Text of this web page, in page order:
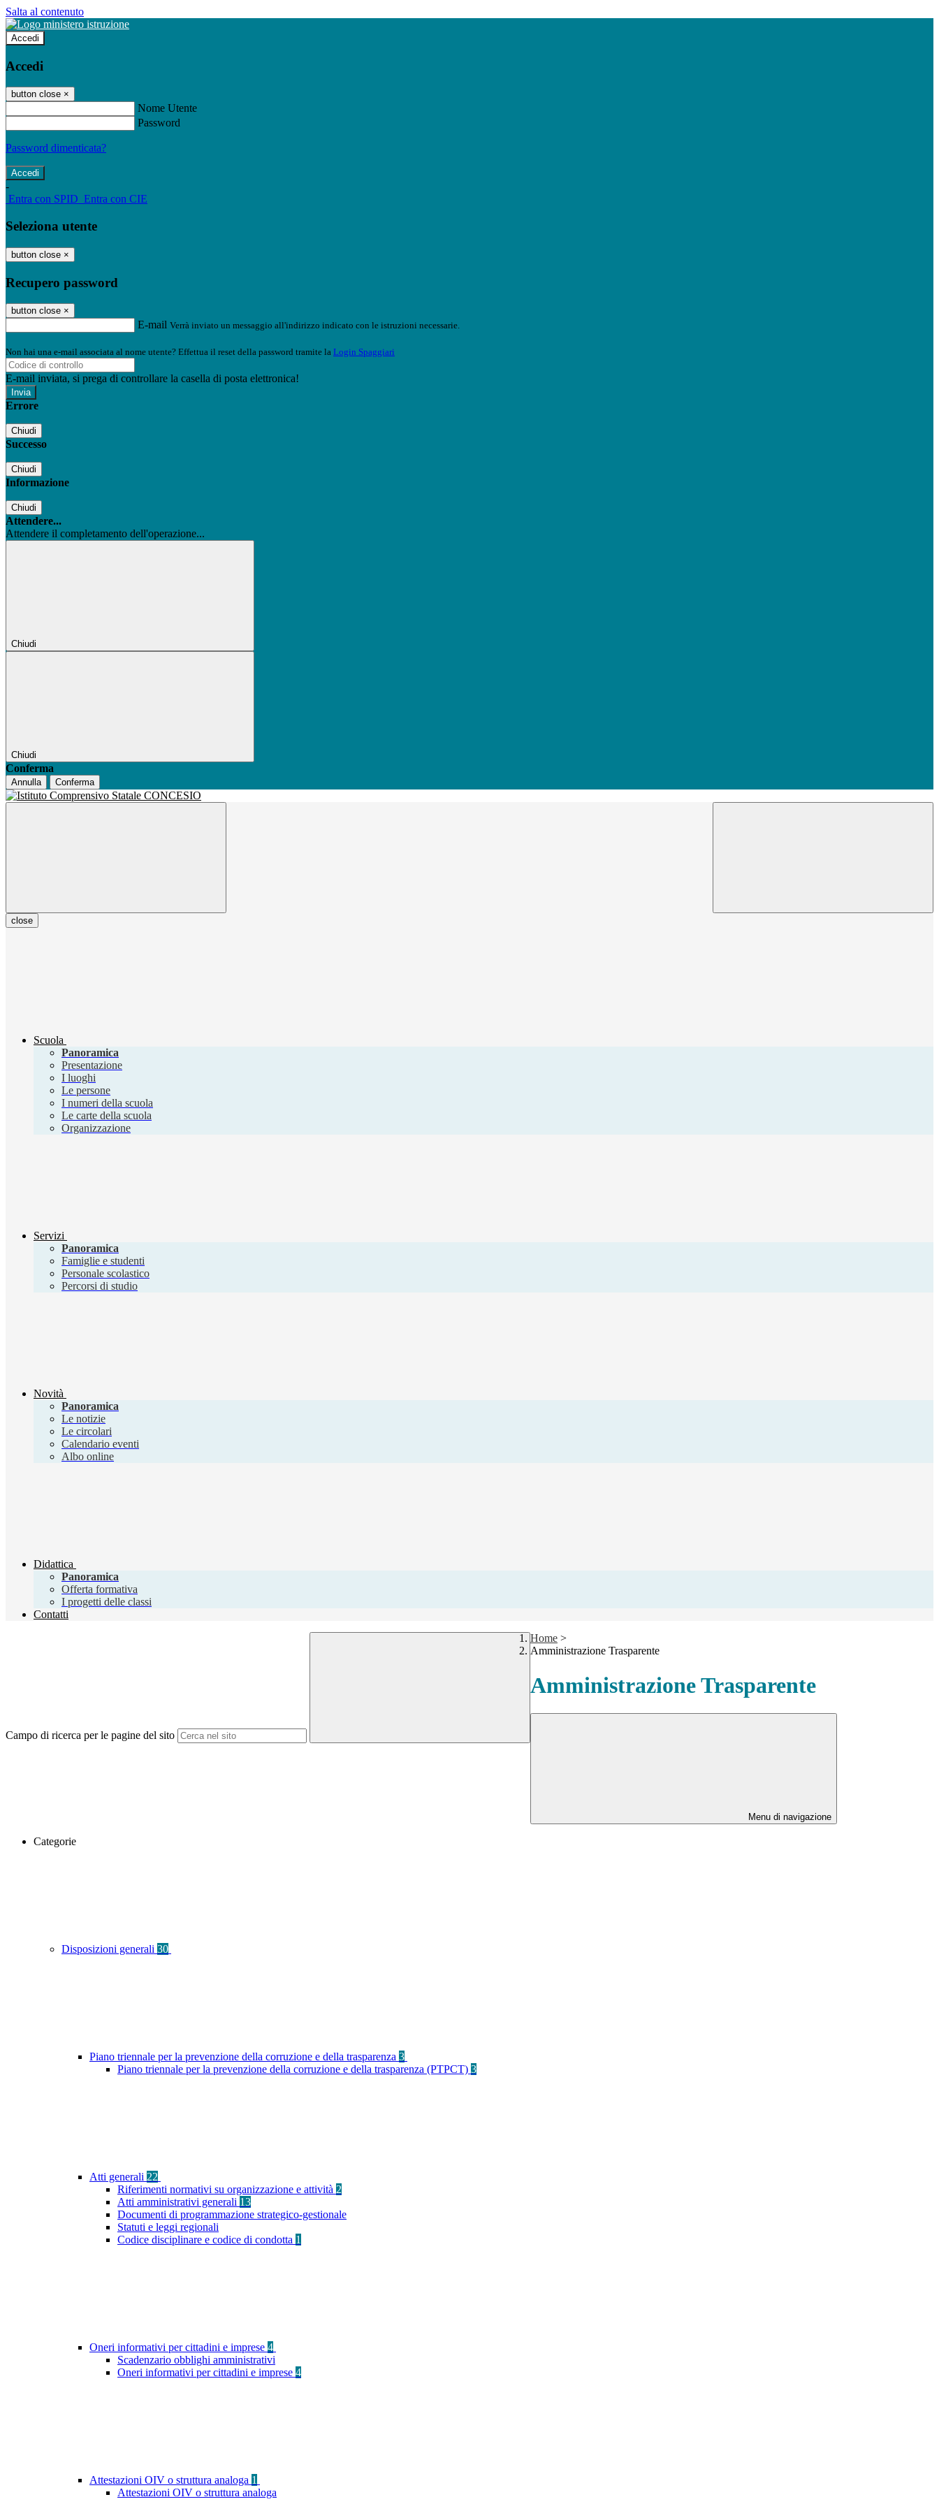
Salta al contenuto
Accedi
Accedi
button close ×
Nome Utente
Password
Password dimenticata?
-
Entra con SPID Entra con CIE
Seleziona utente
button close ×
Recupero password
button close ×
E-mail Verrà inviato un messaggio all'indirizzo indicato con le istruzioni necessarie.
Non hai una e-mail associata al nome utente? Effettua il reset della password tramite la Login Spaggiari
E-mail inviata, si prega di controllare la casella di posta elettronica!
Errore
Chiudi
Successo
Chiudi
Informazione
Chiudi
Attendere...
Attendere il completamento dell'operazione...
Chiudi
Chiudi
Conferma
Annulla Conferma
close
Scuola
Panoramica
Presentazione
I luoghi
Le persone
I numeri della scuola
Le carte della scuola
Organizzazione
Servizi
Panoramica
Famiglie e studenti
Personale scolastico
Percorsi di studio
Novità
Panoramica
Le notizie
Le circolari
Calendario eventi
Albo online
Didattica
Panoramica
Offerta formativa
I progetti delle classi
Contatti
Campo di ricerca per le pagine del sito
Home >
Amministrazione Trasparente
Amministrazione Trasparente
Menu di navigazione
Categorie
Disposizioni generali 30
Piano triennale per la prevenzione della corruzione e della trasparenza 3
Piano triennale per la prevenzione della corruzione e della trasparenza (PTPCT) 3
Atti generali 22
Riferimenti normativi su organizzazione e attività 2
Atti amministrativi generali 13
Documenti di programmazione strategico-gestionale
Statuti e leggi regionali
Codice disciplinare e codice di condotta 1
Oneri informativi per cittadini e imprese 4
Scadenzario obblighi amministrativi
Oneri informativi per cittadini e imprese 4
Attestazioni OIV o struttura analoga 1
Attestazioni OIV o struttura analoga